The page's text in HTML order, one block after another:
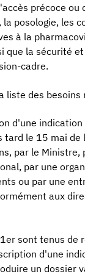
précoce ou
posologie, les
à la
que la sécurité
cadre.
liste des
d'une
le 15 mai de
par le
par une
ou par une
aux
sont tenus
d'une
un dossier